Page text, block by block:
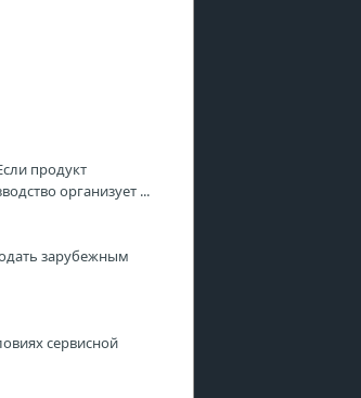
продукт
организует ...
зарубежным
сервисной